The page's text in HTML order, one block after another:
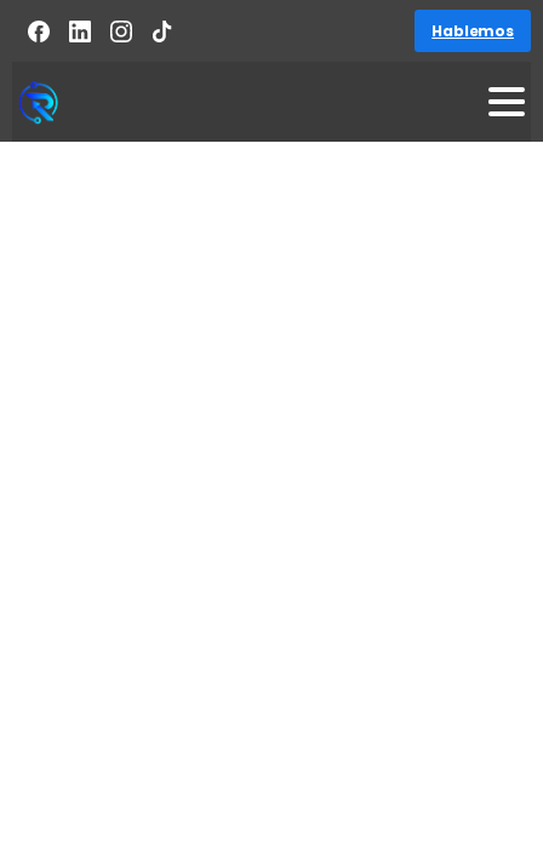
Hablemos